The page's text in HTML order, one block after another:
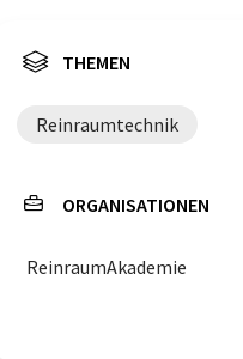
THEMEN
Reinraumtechnik
ORGANISATIONEN
ReinraumAkademie